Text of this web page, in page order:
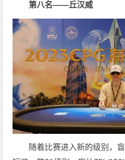
第八名——丘汉威
随着比赛进入新的级别，